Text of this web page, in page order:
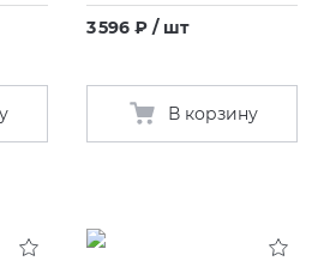
3 596 ₽ / шт
В корзину